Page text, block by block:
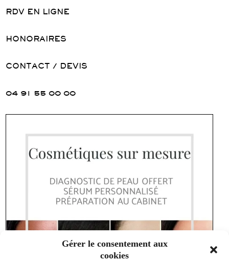
Gérer le consentement aux
cookies
RDV EN LIGNE
HONORAIRES
CONTACT / DEVIS
04 91 55 00 00